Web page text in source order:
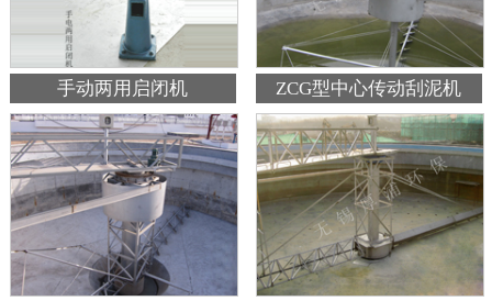
手动两用启闭机 ZCG型中心传动刮泥机